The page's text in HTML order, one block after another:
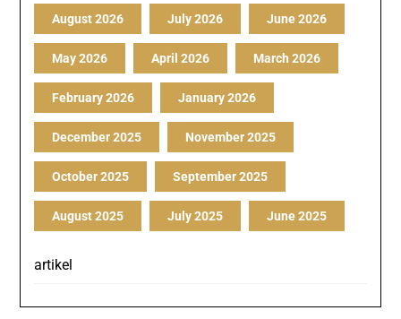
August 2026 July 2026 June 2026
May 2026 April 2026 March 2026
February 2026 January 2026
December 2025 November 2025
October 2025 September 2025
August 2025 July 2025 June 2025
artikel